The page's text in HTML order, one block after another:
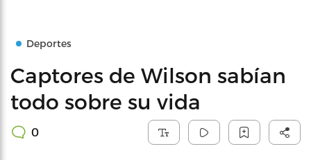
Deportes
Captores de Wilson sabían
todo sobre su vida
0